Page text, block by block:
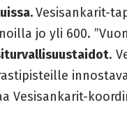
Vesisankarit-
jo yli 600.
.
Vesisankarit-